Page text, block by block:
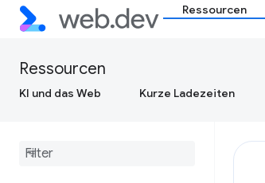
Ressourcen
Ressourcen
KI und das Web Kurze Ladezeiten